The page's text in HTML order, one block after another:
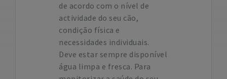
de acordo com o nível de
actividade do seu cão,
condição física e
necessidades individuais.
Deve estar sempre disponível
água limpa e fresca. Para